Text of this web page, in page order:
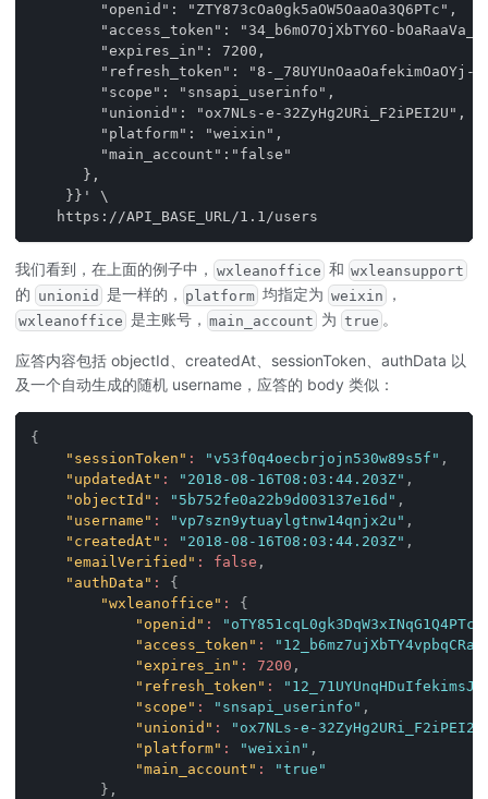
        "openid": "ZTY873cOa0gk5aOW5OaaOa3Q6PTc",
"access_token": "34_b6mO7OjXbTY6O-
        "expires_in": 7200,
"refresh_token": "8-
        "scope": "snsapi_userinfo",
        "unionid": "ox7NLs-e-32ZyHg2URi_F2iPEI2U",
        "platform": "weixin",
        "main_account":"false"
      },
    }}' \
   https://API_BASE_URL/1.1/users
我们看到，在上面的例子中， wxleanoffice 和 wxleansupport
的 unionid 是一样的， platform 均指定为weixin ，
wxleanoffice 是主账号， main_account 为 true 。
应答内容包括 objectId、createdAt、sessionToken、authData 以
及一个自动生成的随机 username，应答的 body 类似：
{
"sessionToken" : "v53f0q4oecbrjojn530w89s5f" ,
"updatedAt" : "2018-08-16T08:03:44.203Z" ,
"objectId" : "5b752fe0a22b9d003137e16d" ,
"username" : "vp7szn9ytuaylgtnw14qnjx2u" ,
"createdAt" : "2018-08-16T08:03:44.203Z" ,
"emailVerified" : false ,
"authData" :
{
"wxleanoffice" :
{
"openid" : "oTY851cqL0gk3DqW3xINqG1Q4PTc"
"access_token" :
"expires_in" : 7200 ,
"refresh_token" :
"scope" : "snsapi_userinfo" ,
"unionid" :
"ox7NLs-e-
"platform" : "weixin" ,
"main_account" :
"true"
} ,